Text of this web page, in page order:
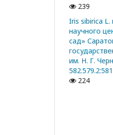
239
Iris sibirica
научного
сад»
им. Н. Г.
224